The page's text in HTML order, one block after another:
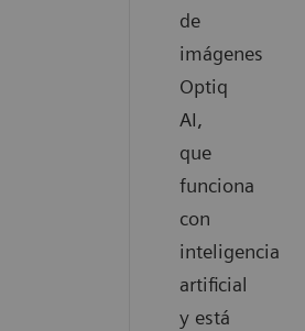
de
imágenes
Optiq
AI,
que
funciona
con
inteligencia
artificial
y está